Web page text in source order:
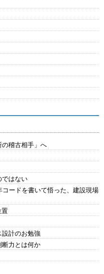
稽古相手」へ
ではない
コードを書いて悟った、建設現場
置
計のお勉強
力とは何か